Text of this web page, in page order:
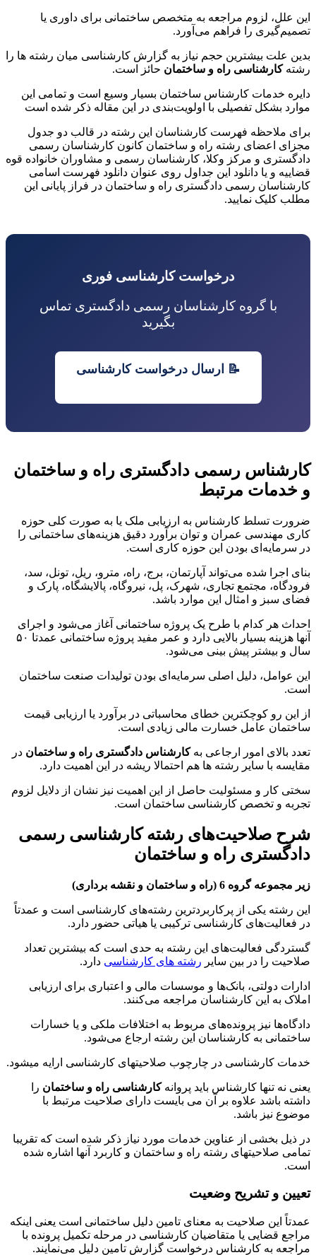
این علل، لزوم مراجعه به متخصص ساختمانی برای داوری یا
تصمیم‌گیری را فراهم می‌آورد.
بدین علت بیشترین حجم نیاز به گزارش کارشناسی میان رشته ها را
رشتهکارشناسی راه و ساختمان حائز است.
دایره خدمات کارشناس ساختمان بسیار وسیع است و تمامی این
موارد بشکل تفصیلی با اولویت‌بندی در این مقاله ذکر شده است
برای ملاحظه فهرست کارشناسان این رشته در قالب دو جدول
مجزای اعضای رشته راه و ساختمان کانون کارشناسان رسمی
دادگستری و مرکز وکلا، کارشناسان رسمی و مشاوران خانواده قوه
قضاییه و یا دانلود این جداول روی عنوان دانلود فهرست اسامی
کارشناسان رسمی دادگستری راه و ساختمان در فراز پایانی این
مطلب کلیک نمایید.
درخواست کارشناسی فوری
با گروه کارشناسان رسمی دادگستری تماس
بگیرید
📝 ارسال درخواست کارشناسی
کارشناس رسمی دادگستری راه و ساختمان
و خدمات مرتبط
ضرورت تسلط کارشناس به ارزیابی ملک یا به صورت کلی حوزه
کاری مهندسی عمران و توان برآورد دقیق هزینه‌های ساختمانی را
در سرمایه‌ای بودن این حوزه کاری است.
بنای اجرا شده می‌تواند آپارتمان، برج، راه، مترو، ریل، تونل، سد،
فرودگاه، مجتمع تجاری، شهرک، پل، نیروگاه، پالایشگاه، پارک و
فضای سبز و امثال این موارد باشد.
احداث هر کدام با طرح یک پروژه ساختمانی آغاز می‌شود و اجرای
آنها هزینه بسیار بالایی دارد و عمر مفید پروژه ساختمانی عمدتا ۵۰
سال و بیشتر پیش بینی می‌شود.
این عوامل، دلیل اصلی سرمایه‌ای بودن تولیدات صنعت ساختمان
است.
از این رو کوچکترین خطای محاسباتی در برآورد یا ارزیابی قیمت
ساختمان عامل خسارت مالی زیادی است.
تعدد بالای امور ارجاعی بهکارشناس دادگستری راه و ساختمان در
مقایسه با سایر رشته ها هم احتمالا ریشه در این اهمیت دارد.
سختی کار و مسئولیت حاصل از این اهمیت نیز نشان از دلایل لزوم
تجربه و تخصص کارشناسی ساختمان است.
شرح صلاحیت‌های رشته کارشناسی رسمی
دادگستری راه و ساختمان
زیر مجموعه گروه 6 (راه و ساختمان و نقشه برداری)
این رشته یکی از پرکاربردترین رشته‌های کارشناسی است و عمدتاً
در فعالیت‌های کارشناسی ترکیبی یا هیاتی حضور دارد.
گستردگی فعالیت‌های این رشته به حدی است که بیشترین تعداد
صلاحیت را در بین سایر رشته های کارشناسی دارد.
ادارات دولتی، بانک‌ها و موسسات مالی و اعتباری برای ارزیابی
املاک به این کارشناسان مراجعه می‌کنند.
دادگاه‌ها نیز پرونده‌های مربوط به اختلافات ملکی و یا خسارات
ساختمانی به کارشناسان این رشته ارجاع می‌شود.
خدمات کارشناسی در چارچوب صلاحیتهای کارشناسی ارایه میشود.
یعنی نه تنها کارشناس باید پروانهکارشناسی راه و ساختمان را
داشته باشد علاوه بر آن می بایست دارای صلاحیت مرتبط با
موضوع نیز باشد.
در ذیل بخشی از عناوین خدمات مورد نیاز ذکر شده است که تقریبا
تمامی صلاحیتهای رشته راه و ساختمان و کاربرد آنها اشاره شده
است.
تعیین و تشریح وضعیت
عمدتاً این صلاحیت به معنای تامین دلیل ساختمانی است یعنی اینکه
مراجع قضایی یا متقاضیان کارشناسی در مرحله تکمیل پرونده با
مراجعه به کارشناس درخواست گزارش تامین دلیل می‌نمایند.